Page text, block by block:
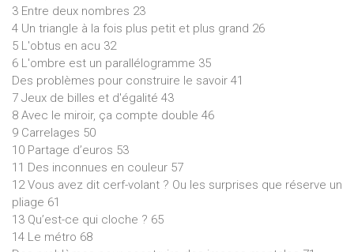
3 Entre deux nombres 23
4 Un triangle à la fois plus petit et plus grand 26
5 L'obtus en acu 32
6 L'ombre est un parallélogramme 35
Des problèmes pour construire le savoir 41
7 Jeux de billes et d'égalité 43
8 Avec le miroir, ça compte double 46
9 Carrelages 50
10 Partage d’euros 53
11 Des inconnues en couleur 57
12 Vous avez dit cerf-volant ? Ou les surprises que réserve un
pliage 61
13 Qu’est-ce qui cloche ? 65
14 Le métro 68